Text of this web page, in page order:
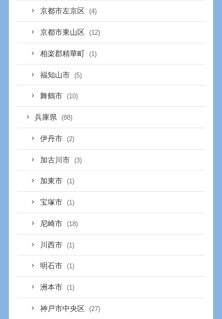
京都市左京区 (4)
京都市東山区 (12)
相楽郡精華町 (1)
福知山市 (5)
舞鶴市 (10)
兵庫県 (88)
伊丹市 (2)
加古川市 (3)
加東市 (1)
宝塚市 (1)
尼崎市 (18)
川西市 (1)
明石市 (1)
洲本市 (1)
神戸市中央区 (27)